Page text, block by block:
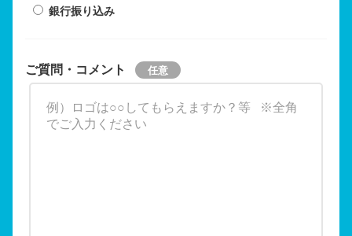
銀行振り込み
ご質問・コメント